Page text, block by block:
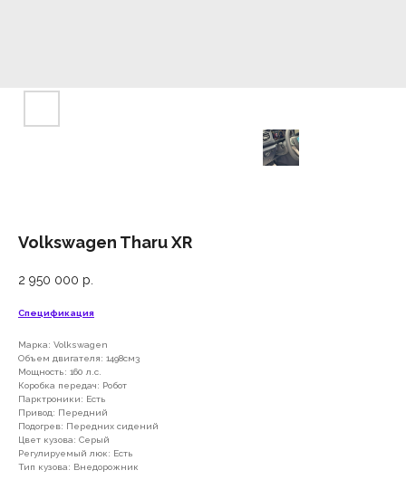
Volkswagen Tharu XR
2 950 000 р.
Спецификация
Марка: Volkswagen
Объем двигателя: 1498см3
Мощность: 160 л.с.
Коробка передач: Робот
Парктроники: Есть
Привод: Передний
Подогрев: Передних сидений
Цвет кузова: Серый
Регулируемый люк: Есть
Тип кузова: Внедорожник